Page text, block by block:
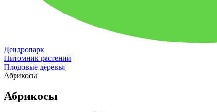
Дендропарк
Питомник растений
Плодовые деревья
Абрикосы
Абрикосы